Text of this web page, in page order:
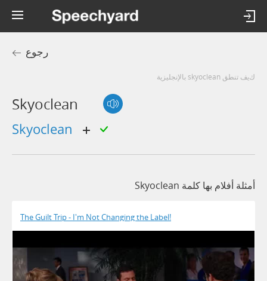
رجوع
كيف تنطق skyoclean بالإنجليزية
Skyoclean
skyoclean
أمثلة أفلام بها كلمة Skyoclean
The Guilt Trip - I'm Not Changing the Label!